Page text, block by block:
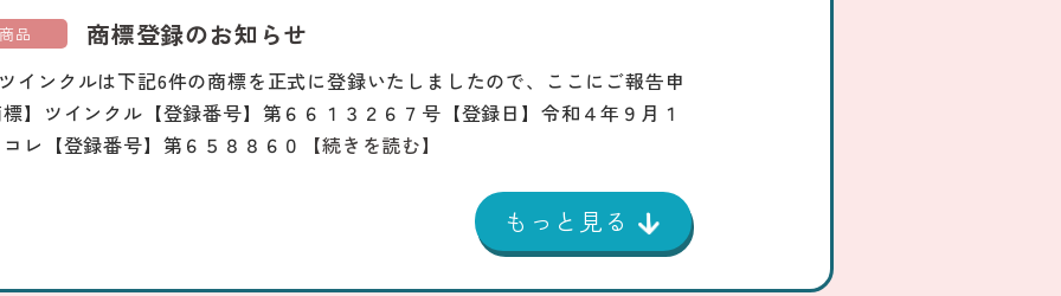
商品 商標登録のお知らせ
インクルは下記6件の商標を正式に登録いたしましたので、ここにご報告申
】ツインクル【登録番号】第６６１３２６７号【登録日】令和４年９月１
レ【登録番号】第６５８８６０
【続きを読む】